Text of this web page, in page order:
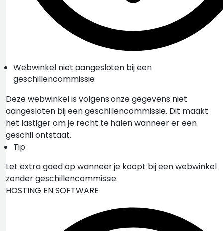
Webwinkel niet aangesloten bij een
geschillencommissie
Deze webwinkel is volgens onze gegevens niet
aangesloten bij een geschillencommissie. Dit maakt
het lastiger om je recht te halen wanneer er een
geschil ontstaat.
Tip
Let extra goed op wanneer je koopt bij een webwinkel
zonder geschillencommissie.
HOSTING EN SOFTWARE